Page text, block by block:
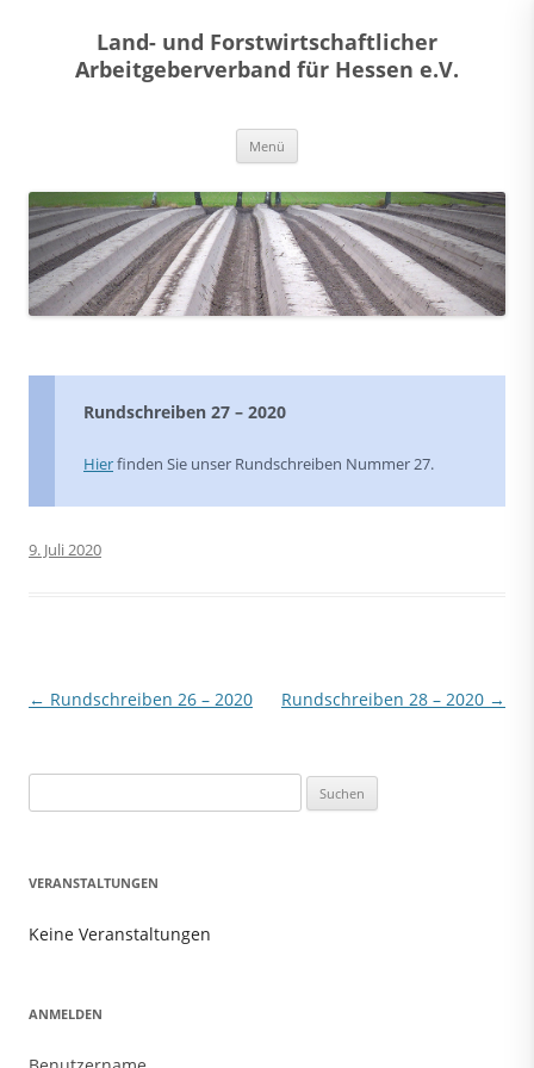
Land- und Forstwirtschaftlicher
Arbeitgeberverband für Hessen e.V.
Menü
Rundschreiben 27 – 2020
Hierfinden Sie unser Rundschreiben Nummer 27.
9. Juli 2020
Beitragsnavigation
← Rundschreiben 26 – 2020 Rundschreiben 28 – 2020 →
nach:
VERANSTALTUNGEN
Keine Veranstaltungen
ANMELDEN